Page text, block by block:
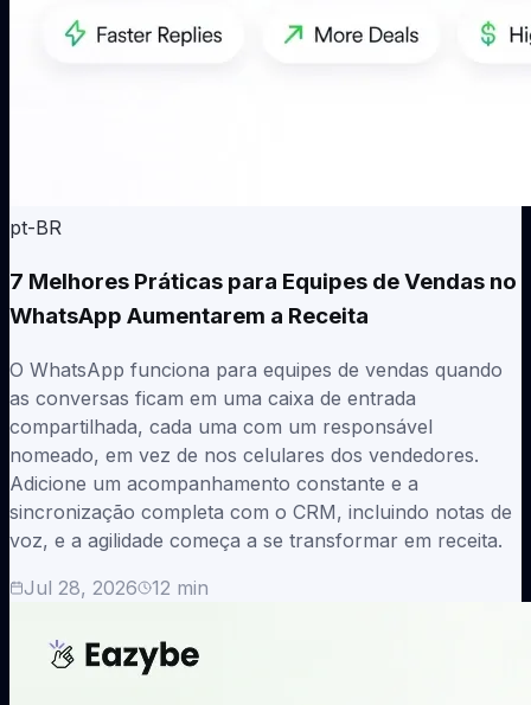
pt-BR
7 Melhores Práticas para Equipes de Vendas no
WhatsApp Aumentarem a Receita
O WhatsApp funciona para equipes de vendas quando
as conversas ficam em uma caixa de entrada
compartilhada, cada uma com um responsável
nomeado, em vez de nos celulares dos vendedores.
Adicione um acompanhamento constante e a
sincronização completa com o CRM, incluindo notas de
voz, e a agilidade começa a se transformar em receita.
Jul 28, 2026
12 min